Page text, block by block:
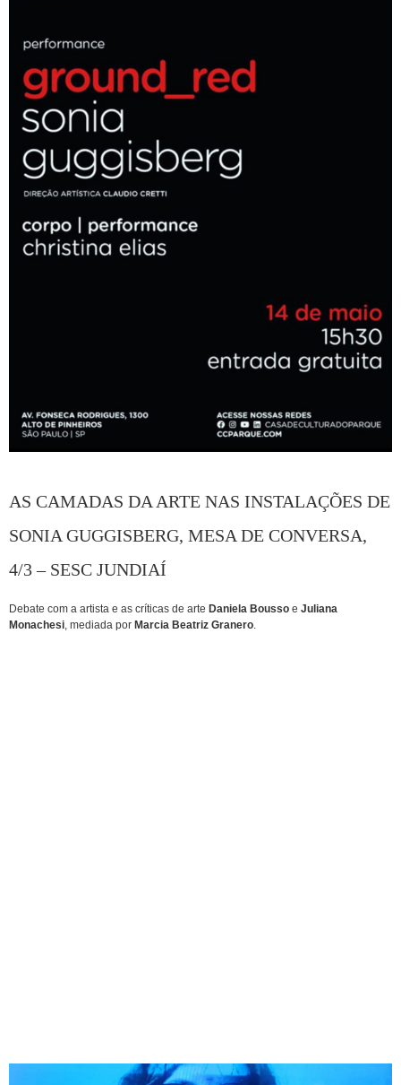
AS CAMADAS DA ARTE NAS INSTALAÇÕES DE
SONIA GUGGISBERG, MESA DE CONVERSA,
4/3 – SESC JUNDIAÍ
Debate com a artista e as críticas de arte Daniela Bousso e Juliana
Monachesi , mediada por Marcia Beatriz Granero